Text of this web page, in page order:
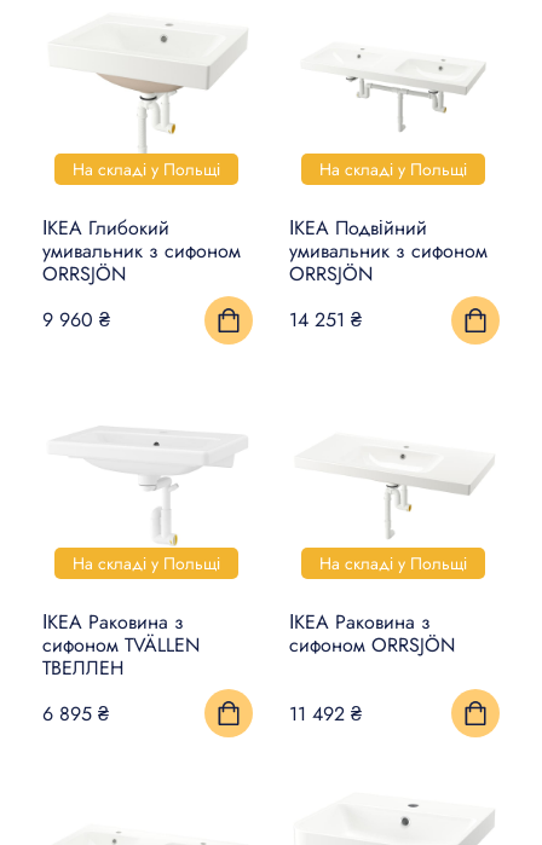
На складі у Польщі
ІКЕА Глибокий
умивальник з сифоном
ORRSJÖN
9 960 ₴
На складі у Польщі
ІКЕА Подвійний
умивальник з сифоном
ORRSJÖN
14 251 ₴
На складі у Польщі
ІКЕА Раковина з
сифоном TVÄLLEN
ТВЕЛЛЕН
6 895 ₴
На складі у Польщі
ІКЕА Раковина з
сифоном ORRSJÖN
11 492 ₴